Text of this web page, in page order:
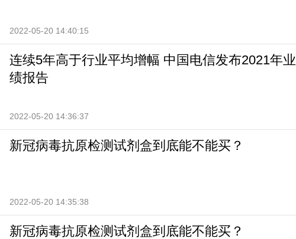
2022-05-20 14:40:15
连续5年高于行业平均增幅 中国电信发布2021年业
绩报告
2022-05-20 14:36:37
新冠病毒抗原检测试剂盒到底能不能买？
2022-05-20 14:35:38
新冠病毒抗原检测试剂盒到底能不能买？